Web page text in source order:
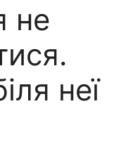
не
неї